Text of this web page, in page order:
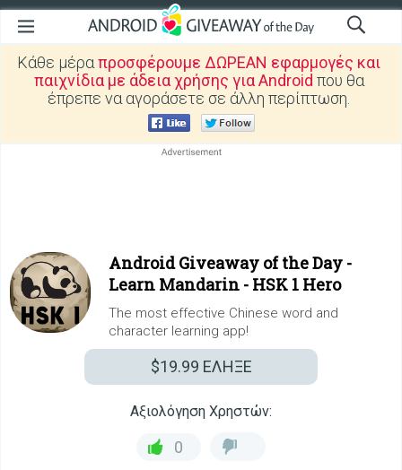
Κάθε μέραπροσφέρουμε ΔΩΡΕΑΝ εφαρμογές και
παιχνίδια με άδεια χρήσης για Android που θα
έπρεπε να αγοράσετε σε άλλη περίπτωση.
Android Giveaway of the Day -
Learn Mandarin - HSK 1 Hero
The most effective Chinese word and
character learning app!
$19.99 ΕΛΗΞΕ
Αξιολόγηση Χρηστών:
0